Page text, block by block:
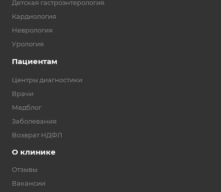
Детская гастроэнтерология
Кардиология
Неврология
Урология
Пациентам
Центры диагностики
Врачи
Медблог
Заболевания
Возврат НДФЛ
О клинике
Отзывы
Вакансии